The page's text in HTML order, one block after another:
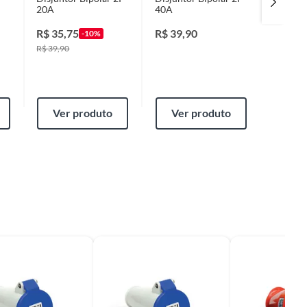
20A
R$ 35,75 -10%
R$39,90
Ver produto
40A
R$ 39,90
Ver produto
2